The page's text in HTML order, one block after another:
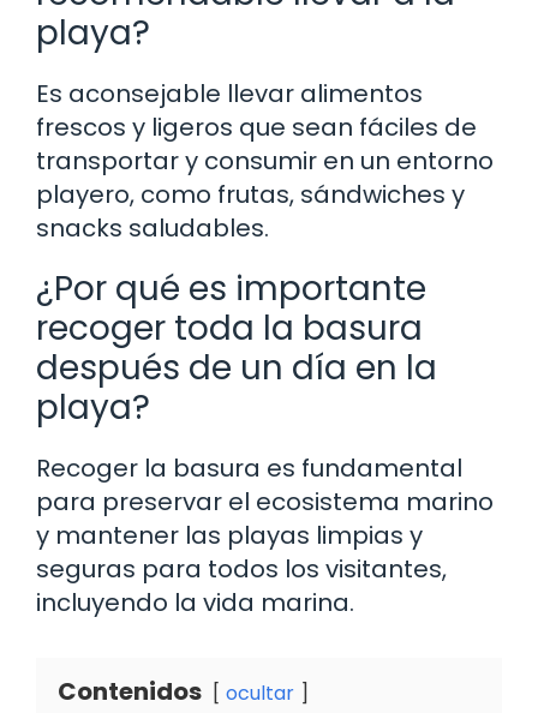
playa?
Es aconsejable llevar alimentos
frescos y ligeros que sean fáciles de
transportar y consumir en un entorno
playero, como frutas, sándwiches y
snacks saludables.
¿Por qué es importante
recoger toda la basura
después de un día en la
playa?
Recoger la basura es fundamental
para preservar el ecosistema marino
y mantener las playas limpias y
seguras para todos los visitantes,
incluyendo la vida marina.
Contenidos ocultar